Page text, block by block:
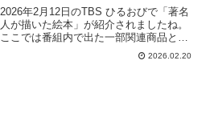
2026年2月12日のTBS ひるおびで「著名
人が描いた絵本」が紹介されましたね。
ここでは番組内で出た一部関連商品と評
判をご紹介いたします。参考になれば幸
2026.02.20